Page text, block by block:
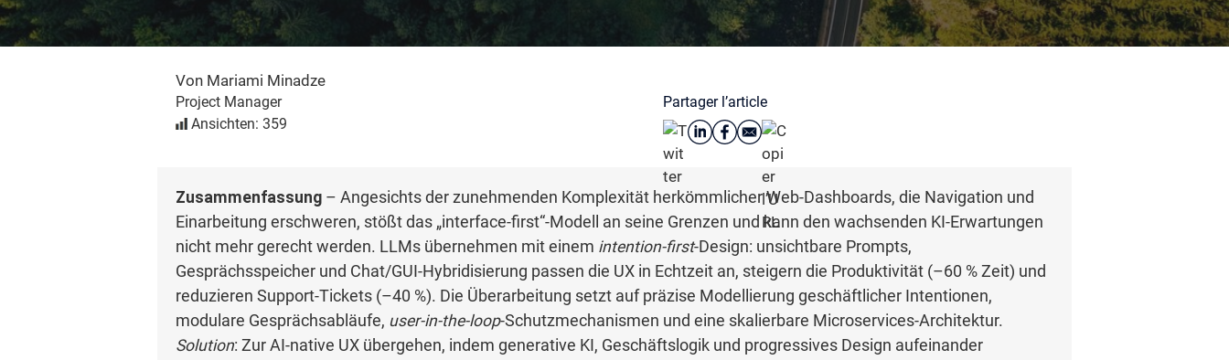
Von Mariami Minadze
Project Manager
Ansichten: 359
Partager l’article
Zusammenfassung – Angesichts der zunehmenden Komplexität herkömmlicher Web-Dashboards, die Navigation und
Einarbeitung erschweren, stößt das „interface-first“-Modell an seine Grenzen und kann den wachsenden KI-Erwartungen
nicht mehr gerecht werden. LLMs übernehmen mit einem intention-first-Design: unsichtbare Prompts,
Gesprächsspeicher und Chat/GUI-Hybridisierung passen die UX in Echtzeit an, steigern die Produktivität (–60 % Zeit) und
reduzieren Support-Tickets (–40 %). Die Überarbeitung setzt auf präzise Modellierung geschäftlicher Intentionen,
modulare Gesprächsabläufe, user-in-the-loop-Schutzmechanismen und eine skalierbare Microservices-Architektur.
Solution: Zur AI-native UX übergehen, indem generative KI, Geschäftslogik und progressives Design aufeinander